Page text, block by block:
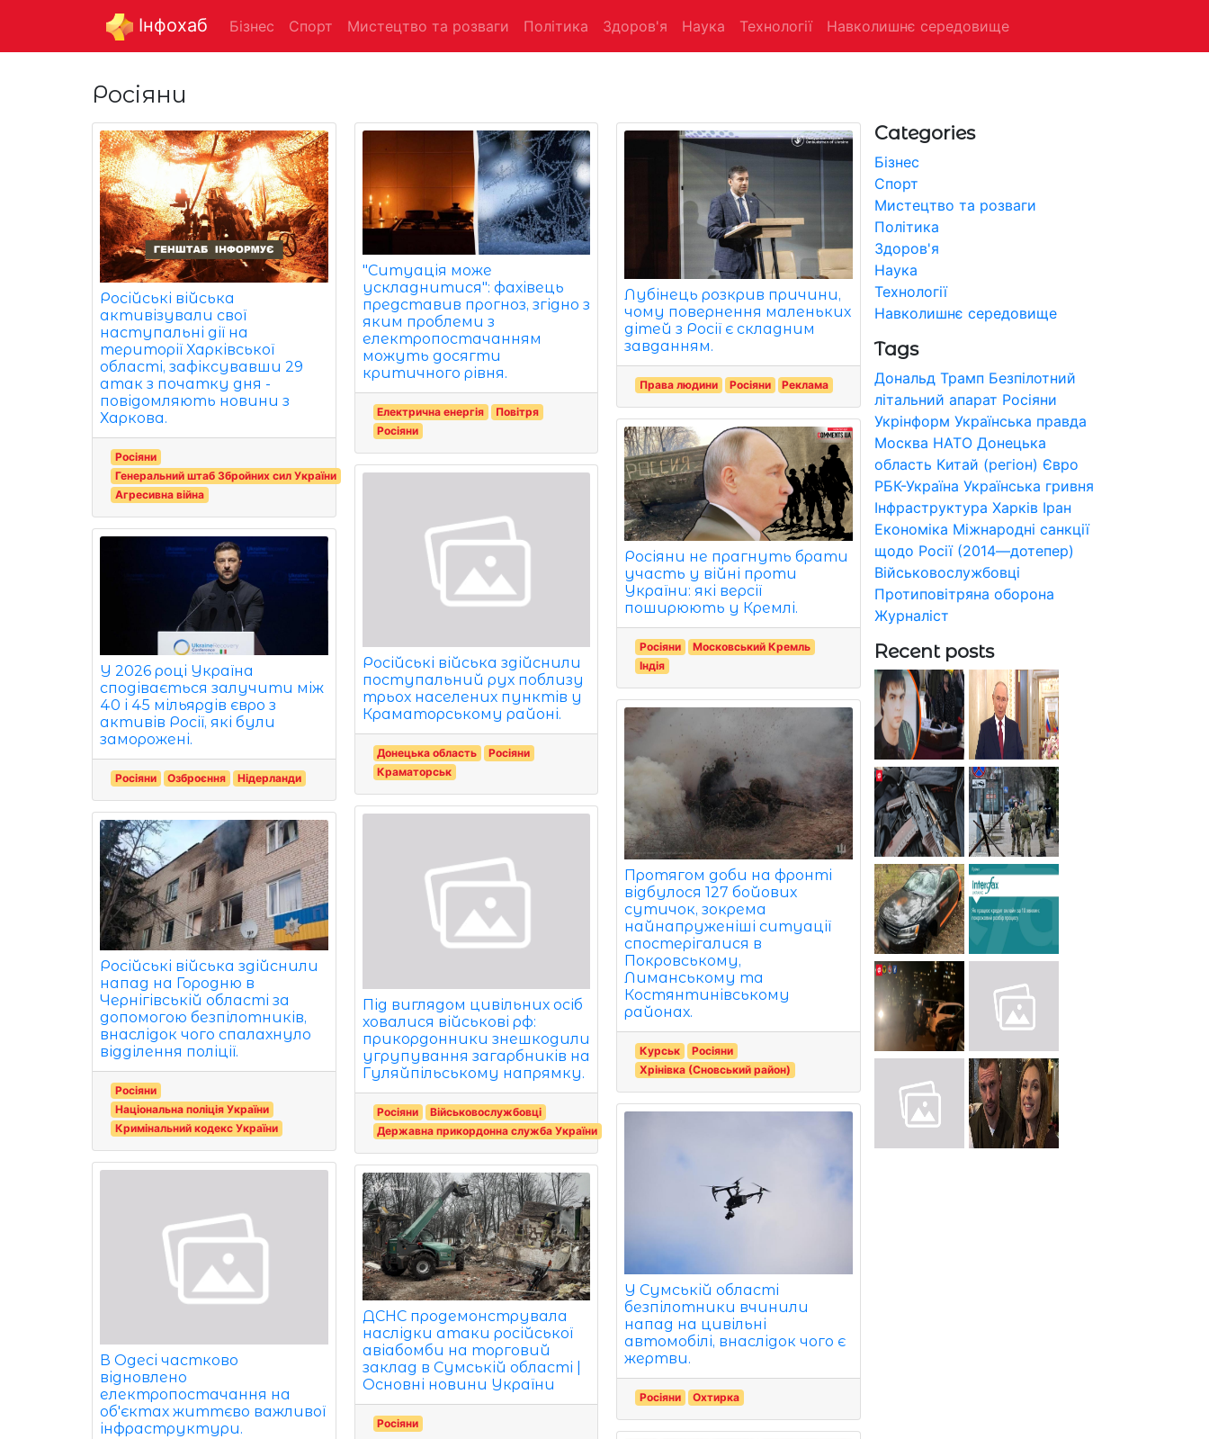
Інфохаб Бізнес Спорт Мистецтво та розваги Політика Здоров'я Наука Технології Навколишнє середовище
Росіяни
Російські війська
активізували свої
наступальні дії на
території Харківської
області, зафіксувавши 29
атак з початку дня -
повідомляють новини з
Харкова.
Росіяни
Генеральний штаб Збройних сил України
Агресивна війна
У 2026 році Україна
сподівається залучити між
40 і 45 мільярдів євро з
активів Росії, які були
заморожені.
Росіяни Озброєння Нідерланди
Російські війська здійснили
напад на Городню в
Чернігівській області за
допомогою безпілотників,
внаслідок чого спалахнуло
відділення поліції.
Росіяни
Національна поліція України
Кримінальний кодекс України
В Одесі частково
відновлено
електропостачання на
об'єктах життєво важливої
інфраструктури.
"Ситуація може
ускладнитися": фахівець
представив прогноз, згідно з
яким проблеми з
електропостачанням
можуть досягти
критичного рівня.
Електрична енергія
Повітря
Росіяни
Російські війська здійснили
поступальний рух поблизу
трьох населених пунктів у
Краматорському районі.
Донецька область
Росіяни
Краматорськ
Під виглядом цивільних осіб
ховалися військові рф:
прикордонники знешкодили
угрупування загарбників на
Гуляйпільському напрямку.
Росіяни
Військовослужбовці
Державна прикордонна служба України
ДСНС продемонструвала
наслідки атаки російської
авіабомби на торговий
заклад в Сумській області |
Основні новини України
Росіяни
Лубінець розкрив причини,
чому повернення маленьких
дітей з Росії є складним
завданням.
Права людини Росіяни Реклама
Росіяни не прагнуть брати
участь у війні проти
України: які версії
поширюють у Кремлі.
Росіяни
Московський Кремль
Індія
Протягом доби на фронті
відбулося 127 бойових
сутичок, зокрема
найнапруженіші ситуації
спостерігалися в
Покровському,
Лиманському та
Костянтинівському
районах.
Курськ
Росіяни
Хрінівка (Сновський район)
У Сумській області
безпілотники вчинили
напад на цивільні
автомобілі, внаслідок чого є
жертви.
Росіяни Охтирка
Categories
Бізнес
Спорт
Мистецтво та розваги
Політика
Здоров'я
Наука
Технології
Навколишнє середовище
Tags
Дональд Трамп Безпілотний
літальний апарат Росіяни
Укрінформ Українська правда
Москва НАТО Донецька
область Китай (регіон) Євро
РБК-Україна Українська гривня
Інфраструктура Харків Іран
Економіка Міжнародні санкції
щодо Росії (2014—дотепер)
Військовослужбовці
Протиповітряна оборона
Журналіст
Recent posts